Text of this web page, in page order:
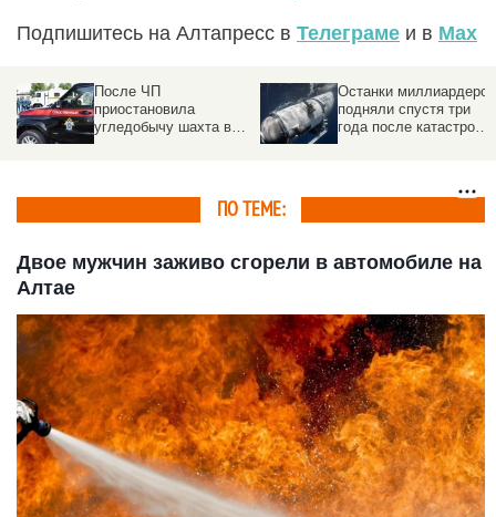
Подпишитесь на Алтапресс в Телеграме и в Max
После ЧП
приостановила
угледобычу шахта в
Кузбассе. Под землей
Останки миллиардеров
подняли спустя три
года после катастрофы
батискафа «Титан»
ПО ТЕМЕ:
Двое мужчин заживо сгорели в автомобиле на
Алтае